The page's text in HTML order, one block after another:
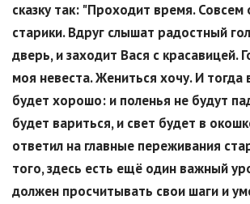
сказку так: "Проходит время. Совсем
старики. Вдруг слышат радостный
дверь, и заходит Вася с красавицей.
моя невеста. Жениться хочу. И тогда
будет хорошо: и поленья не будут
будет вариться, и свет будет в
ответил на главные переживания
того, здесь есть ещё один важный
должен просчитывать свои шаги и